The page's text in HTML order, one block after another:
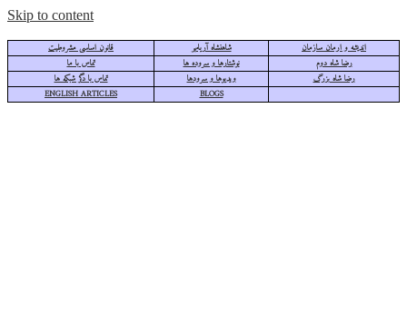
Skip to content
قانون اساسی مشروطیت شاهنشاه آریامهر
اندیشه و ارمان سازمان
تماس با ما
نوشتارها و سروده ها
رضا شاه دوم
تماس با دگر شبکه ها
ویدیوها و سرودها
رضا شاه بزرگ
ENGLISH ARTICLES
BLOGS